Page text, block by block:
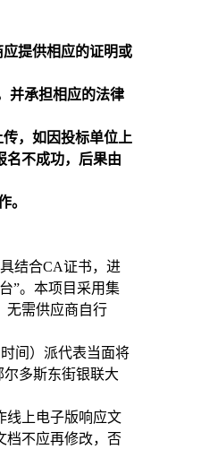
提供相应的证明或
并承担相应的法律
，如因投标单位上
名不成功，后果由
。
结合CA证书，进
”。本项目采用集
无需供应商自行
间）派代表当面将
多斯东街银联大
线上电子版响应文
档不应再修改，否